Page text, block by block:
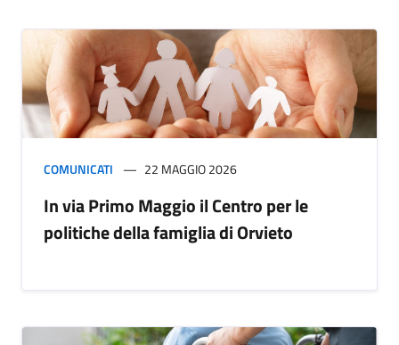
COMUNICATI 22 MAGGIO 2026
In via Primo Maggio il Centro per le
politiche della famiglia di Orvieto